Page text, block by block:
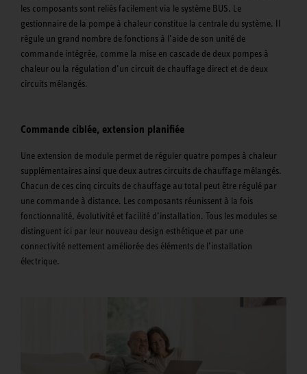
les composants sont reliés facilement via le système BUS. Le
gestionnaire de la pompe à chaleur constitue la centrale du système. Il
régule un grand nombre de fonctions à l’aide de son unité de
commande intégrée, comme la mise en cascade de deux pompes à
chaleur ou la régulation d’un circuit de chauffage direct et de deux
circuits mélangés.
Commande ciblée, extension planifiée
Une extension de module permet de réguler quatre pompes à chaleur
supplémentaires ainsi que deux autres circuits de chauffage mélangés.
Chacun de ces cinq circuits de chauffage au total peut être régulé par
une commande à distance. Les composants réunissent à la fois
fonctionnalité, évolutivité et facilité d’installation. Tous les modules se
distinguent ici par leur nouveau design esthétique et par une
connectivité nettement améliorée des éléments de l’installation
électrique.